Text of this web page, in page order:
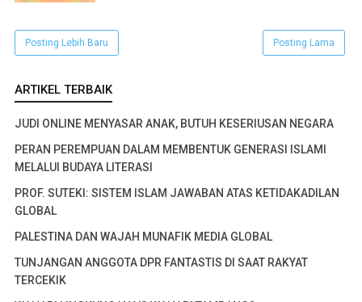
Posting Lebih Baru Posting Lama
ARTIKEL TERBAIK
JUDI ONLINE MENYASAR ANAK, BUTUH KESERIUSAN NEGARA
PERAN PEREMPUAN DALAM MEMBENTUK GENERASI ISLAMI
MELALUI BUDAYA LITERASI
PROF. SUTEKI: SISTEM ISLAM JAWABAN ATAS KETIDAKADILAN
GLOBAL
PALESTINA DAN WAJAH MUNAFIK MEDIA GLOBAL
TUNJANGAN ANGGOTA DPR FANTASTIS DI SAAT RAKYAT
TERCEKIK